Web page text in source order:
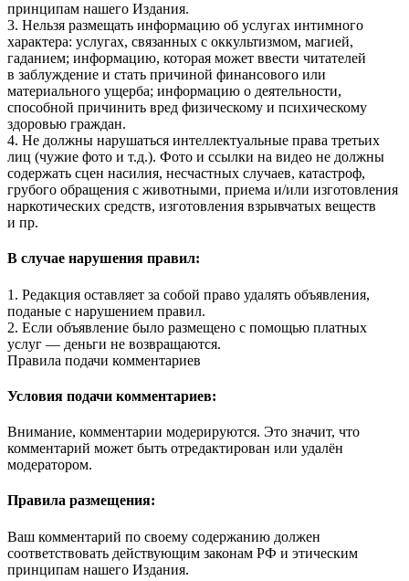
принципам нашего Издания.
3. Нельзя размещать информацию об услугах интимного
характера: услугах, связанных с оккультизмом, магией,
гаданием; информацию, которая может ввести читателей
в заблуждение и стать причиной финансового или
материального ущерба; информацию о деятельности,
способной причинить вред физическому и психическому
здоровью граждан.
4. Не должны нарушаться интеллектуальные права третьих
лиц (чужие фото и т.д.). Фото и ссылки на видео не должны
содержать сцен насилия, несчастных случаев, катастроф,
грубого обращения с животными, приема и/или изготовления
наркотических средств, изготовления взрывчатых веществ
и пр.
В случае нарушения правил:
1. Редакция оставляет за собой право удалять объявления,
поданые с нарушением правил.
2. Если объявление было размещено с помощью платных
услуг — деньги не возвращаются.
Правила подачи комментариев
Условия подачи комментариев:
Внимание, комментарии модерируются. Это значит, что
комментарий может быть отредактирован или удалён
модератором.
Правила размещения:
Ваш комментарий по своему содержанию должен
соответствовать действующим законам РФ и этическим
принципам нашего Издания.